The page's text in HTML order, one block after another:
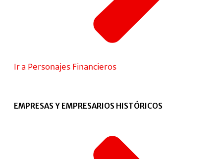
Ir a Personajes Financieros
EMPRESAS Y EMPRESARIOS HISTÓRICOS